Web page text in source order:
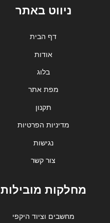
ניווט באתר
דף הבית
אודות
בלוג
מפת אתר
תקנון
מדיניות הפרטיות
נגישות
צור קשר
מחלקות מובילות
מחשבים וציוד היקפי